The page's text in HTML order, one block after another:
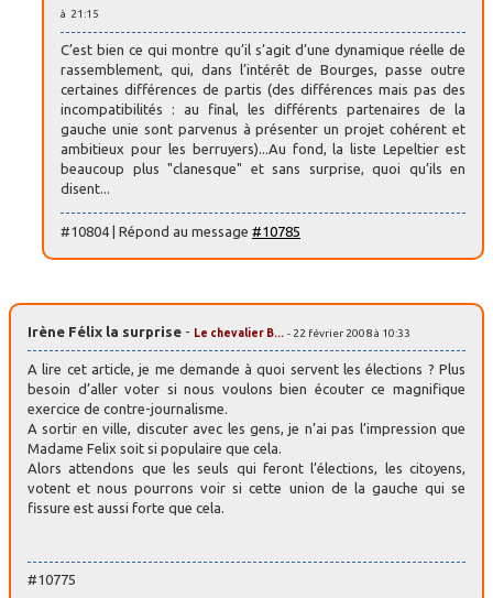
à 21:15
C’est bien ce qui montre qu’il s’agit d’une dynamique réelle de
rassemblement, qui, dans l’intérêt de Bourges, passe outre
certaines différences de partis (des différences mais pas des
incompatibilités : au final, les différents partenaires de la
gauche unie sont parvenus à présenter un projet cohérent et
ambitieux pour les berruyers)...Au fond, la liste Lepeltier est
beaucoup plus "clanesque" et sans surprise, quoi qu’ils en
disent...
#10804 | Répond au message #10785
Irène Félix la surprise - Le chevalier B... - 22 février 2008 à 10:33
A lire cet article, je me demande à quoi servent les élections ? Plus
besoin d’aller voter si nous voulons bien écouter ce magnifique
exercice de contre-journalisme.
A sortir en ville, discuter avec les gens, je n’ai pas l’impression que
Madame Felix soit si populaire que cela.
Alors attendons que les seuls qui feront l’élections, les citoyens,
votent et nous pourrons voir si cette union de la gauche qui se
fissure est aussi forte que cela.
#10775